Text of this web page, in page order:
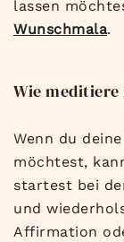
lassen
Wunschmala.
Wie meditiere
Wenn du
möchtest,
startest bei
und
Affirmation